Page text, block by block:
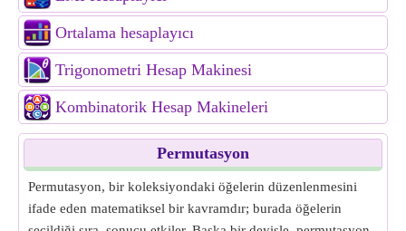
Ortalama hesaplayıcı
Trigonometri Hesap Makinesi
Kombinatorik Hesap Makineleri
Permutasyon
Permutasyon, bir koleksiyondaki öğelerin düzenlenmesini
ifade eden matematiksel bir kavramdır; burada öğelerin